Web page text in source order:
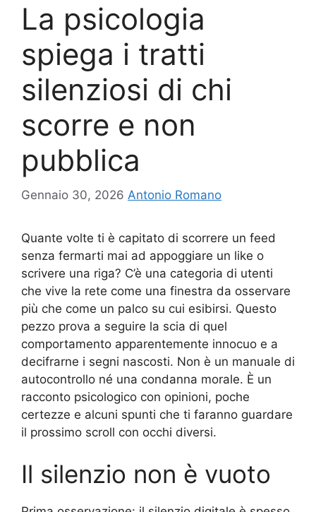
La psicologia
spiega i tratti
silenziosi di chi
scorre e non
pubblica
Gennaio 30, 2026 Antonio Romano
Quante volte ti è capitato di scorrere un feed
senza fermarti mai ad appoggiare un like o
scrivere una riga? C’è una categoria di utenti
che vive la rete come una finestra da osservare
più che come un palco su cui esibirsi. Questo
pezzo prova a seguire la scia di quel
comportamento apparentemente innocuo e a
decifrarne i segni nascosti. Non è un manuale di
autocontrollo né una condanna morale. È un
racconto psicologico con opinioni, poche
certezze e alcuni spunti che ti faranno guardare
il prossimo scroll con occhi diversi.
Il silenzio non è vuoto